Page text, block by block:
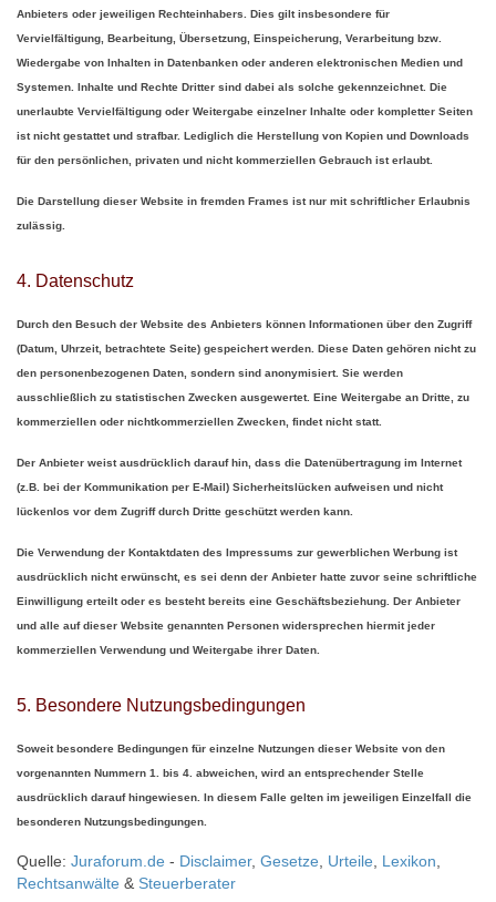
Anbieters oder jeweiligen Rechteinhabers. Dies gilt insbesondere für
Vervielfältigung, Bearbeitung, Übersetzung, Einspeicherung, Verarbeitung bzw.
Wiedergabe von Inhalten in Datenbanken oder anderen elektronischen Medien und
Systemen. Inhalte und Rechte Dritter sind dabei als solche gekennzeichnet. Die
unerlaubte Vervielfältigung oder Weitergabe einzelner Inhalte oder kompletter Seiten
ist nicht gestattet und strafbar. Lediglich die Herstellung von Kopien und Downloads
für den persönlichen, privaten und nicht kommerziellen Gebrauch ist erlaubt.
Die Darstellung dieser Website in fremden Frames ist nur mit schriftlicher Erlaubnis
zulässig.
4. Datenschutz
Durch den Besuch der Website des Anbieters können Informationen über den Zugriff
(Datum, Uhrzeit, betrachtete Seite) gespeichert werden. Diese Daten gehören nicht zu
den personenbezogenen Daten, sondern sind anonymisiert. Sie werden
ausschließlich zu statistischen Zwecken ausgewertet. Eine Weitergabe an Dritte, zu
kommerziellen oder nichtkommerziellen Zwecken, findet nicht statt.
Der Anbieter weist ausdrücklich darauf hin, dass die Datenübertragung im Internet
(z.B. bei der Kommunikation per E-Mail) Sicherheitslücken aufweisen und nicht
lückenlos vor dem Zugriff durch Dritte geschützt werden kann.
Die Verwendung der Kontaktdaten des Impressums zur gewerblichen Werbung ist
ausdrücklich nicht erwünscht, es sei denn der Anbieter hatte zuvor seine schriftliche
Einwilligung erteilt oder es besteht bereits eine Geschäftsbeziehung. Der Anbieter
und alle auf dieser Website genannten Personen widersprechen hiermit jeder
kommerziellen Verwendung und Weitergabe ihrer Daten.
5. Besondere Nutzungsbedingungen
Soweit besondere Bedingungen für einzelne Nutzungen dieser Website von den
vorgenannten Nummern 1. bis 4. abweichen, wird an entsprechender Stelle
ausdrücklich darauf hingewiesen. In diesem Falle gelten im jeweiligen Einzelfall die
besonderen Nutzungsbedingungen.
Quelle: Juraforum.de - Disclaimer, Gesetze Urteile Lexikon
Rechtsanwälte & Steuerberater